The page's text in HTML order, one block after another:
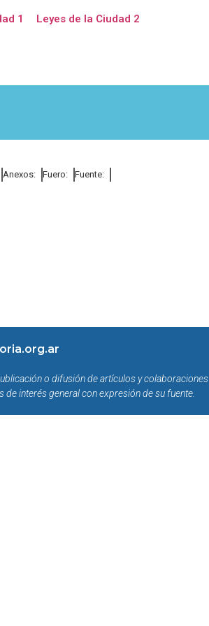
1 Leyes de la Ciudad 2
Anexos: Fuero: Fuente:
o difusión de artículos y colaboraciones
interés general con expresión de su fuente.